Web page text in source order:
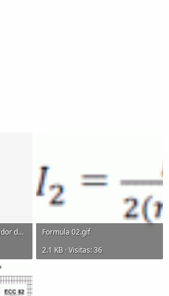
Microsoft Word - Amplificador de audiofrecuencias Stereo clase AB1 Push parte 1.pdf
Formula 02.gif
2.1 KB · Visitas: 36